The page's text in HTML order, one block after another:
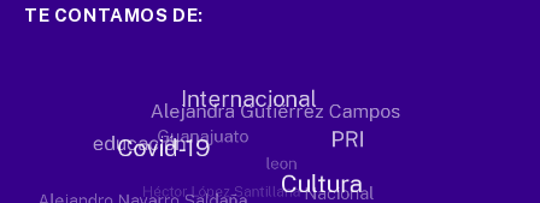
TE CONTAMOS DE: